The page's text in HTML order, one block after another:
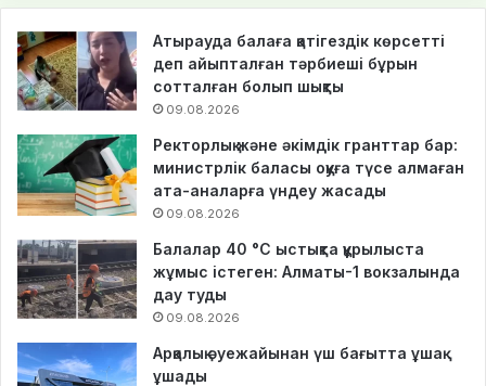
Атырауда балаға қатігездік көрсетті
деп айыпталған тәрбиеші бұрын
сотталған болып шықты
09.08.2026
Ректорлық және әкімдік гранттар бар:
министрлік баласы оқуға түсе алмаған
ата-аналарға үндеу жасады
09.08.2026
Балалар 40 °C ыстықта құрылыста
жұмыс істеген: Алматы-1 вокзалында
дау туды
09.08.2026
Арқалық әуежайынан үш бағытта ұшақ
ұшады